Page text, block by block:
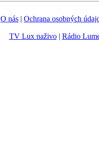
O nás | Ochrana osobných
TV Lux naživo| Rádio